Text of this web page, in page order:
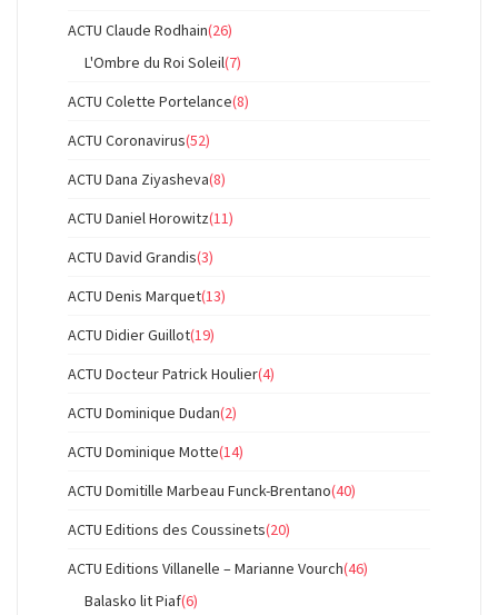
ACTU Claude Rodhain(26)
L'Ombre du Roi Soleil(7)
ACTU Colette Portelance(8)
ACTU Coronavirus(52)
ACTU Dana Ziyasheva(8)
ACTU Daniel Horowitz(11)
ACTU David Grandis(3)
ACTU Denis Marquet(13)
ACTU Didier Guillot(19)
ACTU Docteur Patrick Houlier(4)
ACTU Dominique Dudan(2)
ACTU Dominique Motte(14)
ACTU Domitille Marbeau Funck-Brentano(40)
ACTU Editions des Coussinets(20)
ACTU Editions Villanelle – Marianne Vourch(46)
Balasko lit Piaf(6)